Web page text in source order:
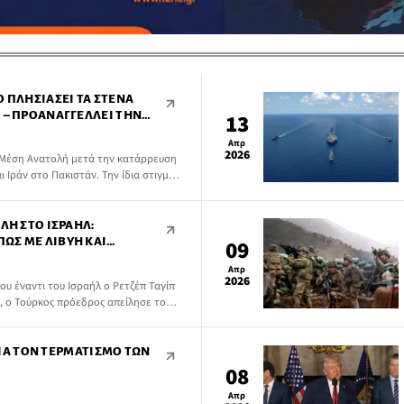
ΠΛΗΣΙΆΣΕΙ ΤΑ ΣΤΕΝΆ
ΠΡΟΑΝΑΓΓΈΛΛΕΙ ΤΗΝ
Ανατολή μετά την κατάρρευση
στο Πακιστάν. Την ίδια στιγμή,
13
Απρ
2026
ΣΤΟ ΙΣΡΑΉΛ:
ΜΕ ΛΙΒΎΗ ΚΑΙ
έναντι του Ισραήλ ο Ρετζέπ Ταγίπ
Τούρκος πρόεδρος απείλησε το
09
Απρ
2026
ΤΟΝ ΤΕΡΜΑΤΙΣΜΌ ΤΩΝ
08
Απρ